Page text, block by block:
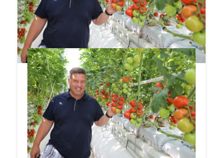
tomaatin hiilijalanjäljen alle Espanjan
tomaatin. Lue koko artikkeli Puutarha-
Sanomien numerosta7/2021. Katso video!